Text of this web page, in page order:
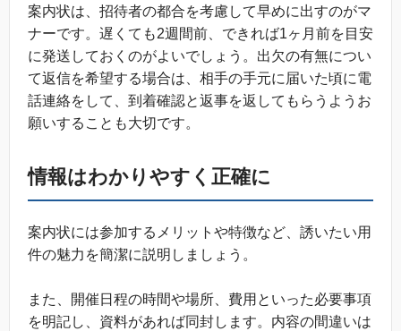
案内状は、招待者の都合を考慮して早めに出すのがマ
ナーです。遅くても2週間前、できれば1ヶ月前を目安
に発送しておくのがよいでしょう。出欠の有無につい
て返信を希望する場合は、相手の手元に届いた頃に電
話連絡をして、到着確認と返事を返してもらうようお
願いすることも大切です。
情報はわかりやすく正確に
案内状には参加するメリットや特徴など、誘いたい用
件の魅力を簡潔に説明しましょう。
また、開催日程の時間や場所、費用といった必要事項
を明記し、資料があれば同封します。内容の間違いは